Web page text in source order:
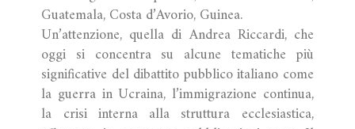
Guatemala, Costa d’Avorio, Guinea.
Un’attenzione, quella di Andrea Riccardi, che
oggi si concentra su alcune tematiche più
significative del dibattito pubblico italiano come
la guerra in Ucraina, l’immigrazione continua,
la crisi interna alla struttura ecclesiastica,